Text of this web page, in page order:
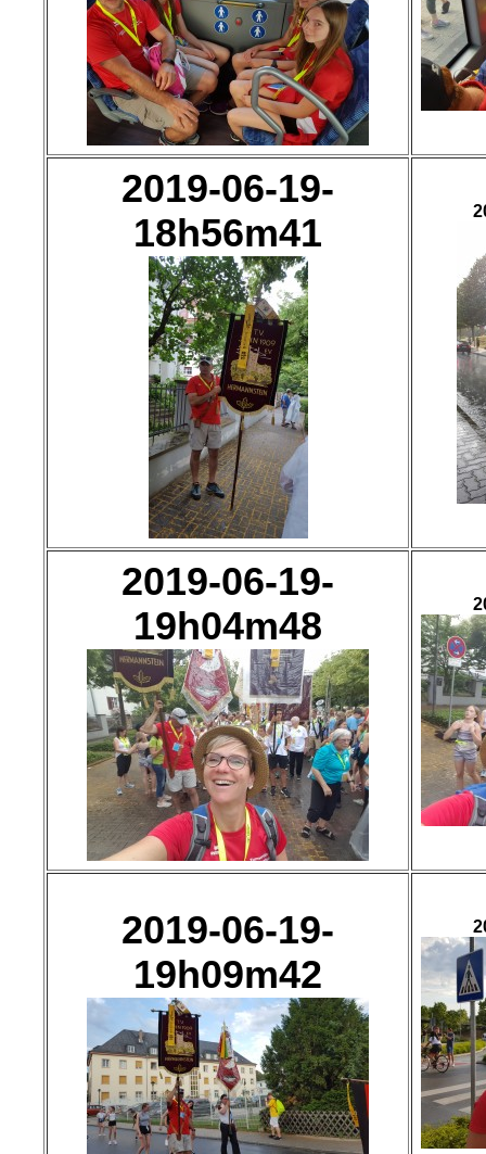
2019-06-19-
18h56m41
2019-06-19-
19h04m48
2019-06-19-
19h09m42